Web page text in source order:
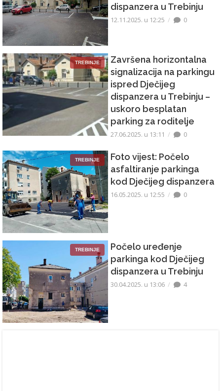
dispanzera u Trebinju
12.11.2025. u 12:25 0
TREBINJE
Završena horizontalna
signalizacija na parkingu
ispred Dječijeg
dispanzera u Trebinju –
uskoro besplatan
parking za roditelje
27.06.2025. u 13:11 0
TREBINJE
Foto vijest: Počelo
asfaltiranje parkinga
kod Dječijeg dispanzera
16.05.2025. u 12:55 0
TREBINJE
Počelo uređenje
parkinga kod Dječijeg
dispanzera u Trebinju
30.04.2025. u 13:06 4